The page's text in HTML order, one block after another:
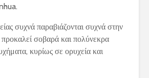
συχνά παραβιάζονται συχνά στην
σοβαρά και πολύνεκρα
κυρίως σε ορυχεία και